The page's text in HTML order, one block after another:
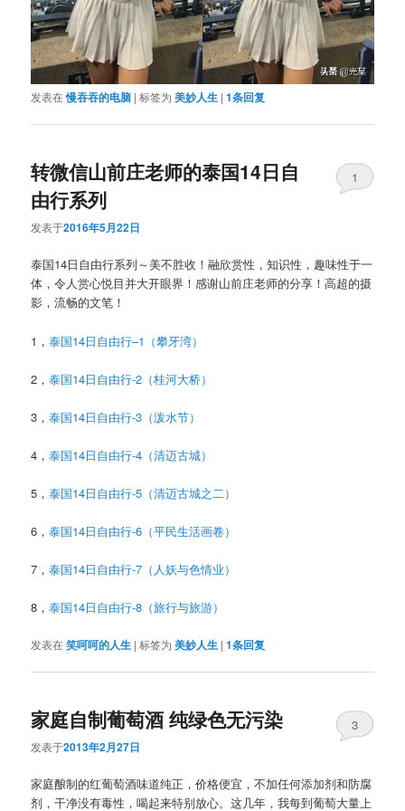
发表在慢吞吞的电脑 |标签为 美妙人生 |1条回复
转微信山前庄老师的泰国14日自
由行系列
发表于2016年5月22日
1
泰国14日自由行系列～美不胜收！融欣赏性，知识性，趣味性于一
体，令人赏心悦目并大开眼界！感谢山前庄老师的分享！高超的摄
影，流畅的文笔！
1，泰国14日自由行–1（攀牙湾）
2，泰国14日自由行-2（桂河大桥）
3，泰国14日自由行-3（泼水节）
4，泰国14日自由行-4（清迈古城）
5，泰国14日自由行-5（清迈古城之二）
6，泰国14日自由行-6（平民生活画卷）
7，泰国14日自由行-7（人妖与色情业）
8，泰国14日自由行-8（旅行与旅游）
发表在笑呵呵的人生 |标签为 美妙人生 |1条回复
家庭自制葡萄酒 纯绿色无污染
发表于2013年2月27日
3
家庭酿制的红葡萄酒味道纯正，价格便宜，不加任何添加剂和防腐
剂，干净没有毒性，喝起来特别放心。这几年，我每到葡萄大量上